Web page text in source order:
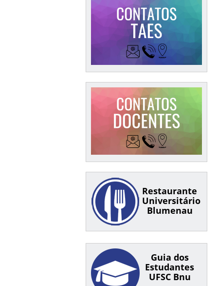
Restaurante
Universitário
Blumenau
Guia dos
Estudantes
UFSC Bnu